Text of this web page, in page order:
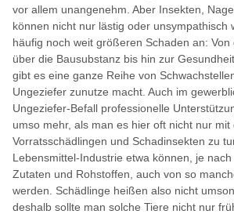
vor allem unangenehm. Aber Insekten,
können nicht nur lästig oder unsympathisch
häufig noch weit größeren Schaden an:
über die Bausubstanz bis hin zur
gibt es eine ganze Reihe von
Ungeziefer zunutze macht. Auch im
Ungeziefer-Befall professionelle
umso mehr, als man es hier oft nicht nur mit
Vorratsschädlingen und Schadinsekten zu
Lebensmittel-Industrie etwa können, je
Zutaten und Rohstoffen, auch von so
werden. Schädlinge heißen also nicht
deshalb sollte man solche Tiere nicht nur